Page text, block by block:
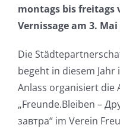
montags bis freitags
Vernissage am 3.
Die
begeht in diesem Jahr
Anlass organisiert die
„Freunde.Bleiben –
завтра“ im Verein